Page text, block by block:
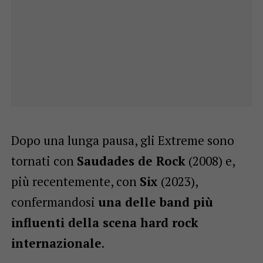
Dopo una lunga pausa, gli Extreme sono
tornati con Saudades de Rock(2008) e,
più recentemente, con Six (2023),
confermandosi una delle band più
influenti della scena hard rock
internazionale.